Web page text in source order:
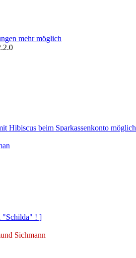
mehr möglich
Hibiscus beim Sparkassenkonto möglich
"Schilda" ! ]
Sichmann